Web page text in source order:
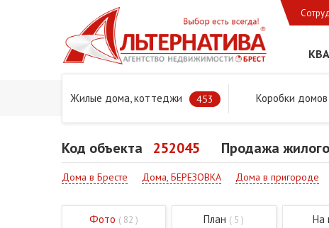
Жилые дома, коттеджи 453 Коробки домов
Главная Предложения Дома в Бресте и Брестском
Код объекта 252045 Продажа
Дома в Бресте Дома, БЕРЕЗОВКА Дома в пригороде
Фото ( 82 ) План ( 5 ) На